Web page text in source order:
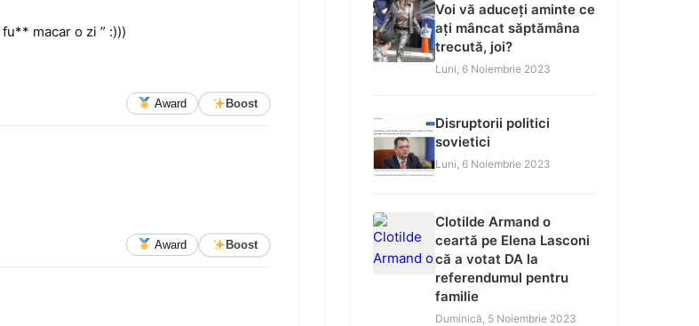
macar o zi ” :)))
Award Boost
Award Boost
Voi vă aduceți aminte ce
ați mâncat săptămâna
trecută, joi?
Luni, 6 Noiembrie 2023
Disruptorii politici
sovietici
Luni, 6 Noiembrie 2023
Clotilde Armand o
ceartă pe Elena Lasconi
că a votat DA la
referendumul pentru
familie
Duminică, 5 Noiembrie 2023